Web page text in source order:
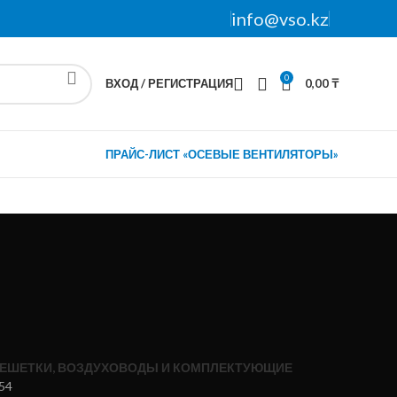
info@vso.kz
ВХОД / РЕГИСТРАЦИЯ 0 0,00₸
ПРАЙС-ЛИСТ «ОСЕВЫЕ ВЕНТИЛЯТОРЫ»
ВОЗДУХОВОДЫ И КОМПЛЕКТУЮЩИЕ